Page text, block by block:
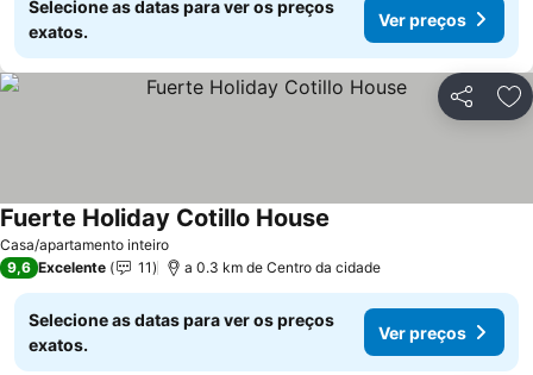
Selecione as datas para ver os preços
exatos.
Ver preços
Partilhar
Casa/apartamento inteiro
Fuerte Holiday Cotillo House
9,6 Excelente 11 a 0.3 km de Centro da cidade
Selecione as datas para ver os preços
exatos.
Ver preços